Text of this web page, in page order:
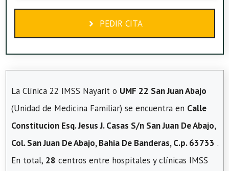
PEDIR CITA
La Clínica 22 IMSS Nayarit o UMF 22 San Juan Abajo
(Unidad de Medicina Familiar) se encuentra en Calle
Constitucion Esq. Jesus J. Casas S/n San Juan De Abajo,
Col. San Juan De Abajo, Bahia De Banderas, C.p. 63733 .
En total, 28 centros entre hospitales y clínicas IMSS